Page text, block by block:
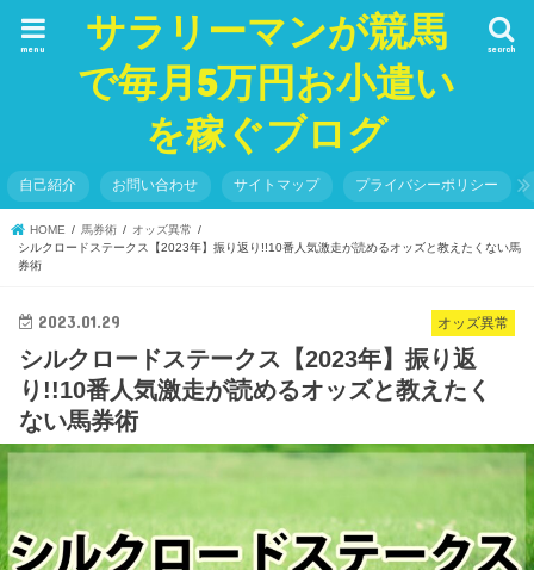
サラリーマンが競馬
で毎月5万円お小遣い
を稼ぐブログ
search
menu
自己紹介 お問い合わせ サイトマップ プライバシーポリシー
HOME 馬券術
オッズ異常
シルクロードステークス【2023年】振り返り!!10番人気激走が読めるオッズと教えたくない馬
券術
オッズ異常
2023.01.29
シルクロードステークス【2023年】振り返
り!!10番人気激走が読めるオッズと教えたく
ない馬券術